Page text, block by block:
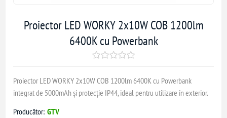
Proiector LED WORKY 2x10W COB 1200lm
6400K cu Powerbank
Proiector LED WORKY 2x10W COB 1200lm 6400K cu Powerbank
integrat de 5000mAh și protecție IP44, ideal pentru utilizare în exterior.
Producător: GTV